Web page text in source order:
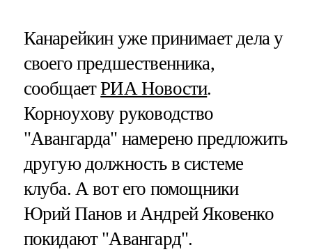
Канарейкин уже принимает дела у
своего предшественника,
сообщаетРИА Новости.
Корноухову руководство
"Авангарда" намерено предложить
другую должность в системе
клуба. А вот его помощники
Юрий Панов и Андрей Яковенко
покидают "Авангард".